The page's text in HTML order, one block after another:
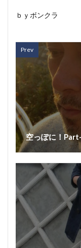
ｂｙボンクラ
Prev
空っぽに！